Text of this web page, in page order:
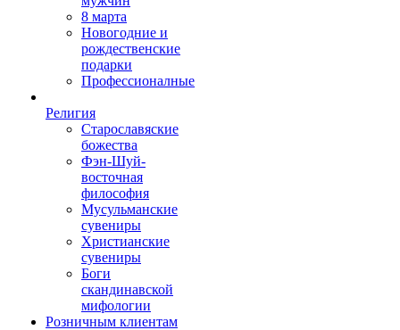
8 марта
Новогодние и
рождественские
подарки
Профессионалные
Религия
Старославяские
божества
Фэн-Шуй-
восточная
философия
Мусульманские
сувениры
Христианские
сувениры
Боги
скандинавской
мифологии
Розничным клиентам